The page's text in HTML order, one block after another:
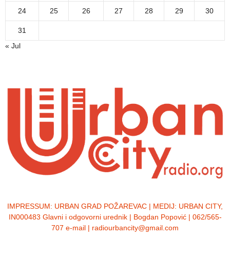
24 25 26 27 28 29 30
31
« Jul
IMPRESSUM: URBAN GRAD POŽAREVAC | MEDIJ: URBAN CITY,
IN000483 Glavni i odgovorni urednik | Bogdan Popović | 062/565-
707 e-mail | radiourbancity@gmail.com